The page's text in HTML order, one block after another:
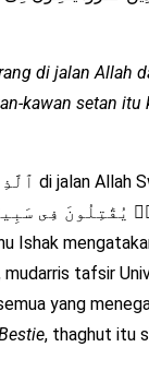
di jalan Allah
kawan setan
Ishak
mudarris tafsir
yang
, thaghut itu